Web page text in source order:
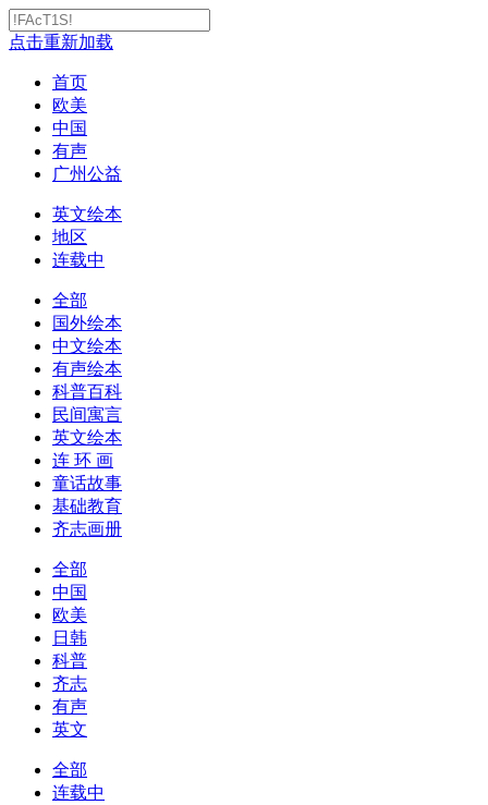
点击重新加载
首页
欧美
中国
有声
广州公益
英文绘本
地区
连载中
全部
国外绘本
中文绘本
有声绘本
科普百科
民间寓言
英文绘本
连 环 画
童话故事
基础教育
齐志画册
全部
中国
欧美
日韩
科普
齐志
有声
英文
全部
连载中